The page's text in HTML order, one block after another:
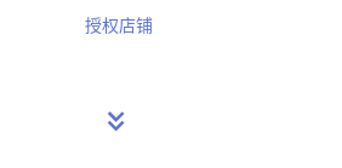
授权店铺